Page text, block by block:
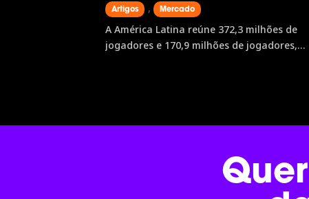
Artigos , Mercado
A América Latina reúne 372,3 milhões de
jogadores e 170,9 milhões de jogadores,
população consome jogos digitais, a
representam 52,8% do público. Conhecer
esse perfil é o primeiro passo para atuar na
região, e a gamescom latam é onde esses